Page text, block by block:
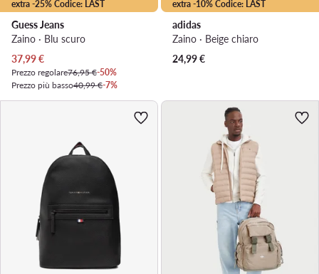
extra -25% Codice: LAST
Guess Jeans
Zaino · Blu scuro
Prezzo attuale
37,99€
Prezzo regolare76,95 €-50%
Prezzo più basso40,99 €-7%
extra -10% Codice: LAST
adidas
Zaino · Beige chiaro
24,99€